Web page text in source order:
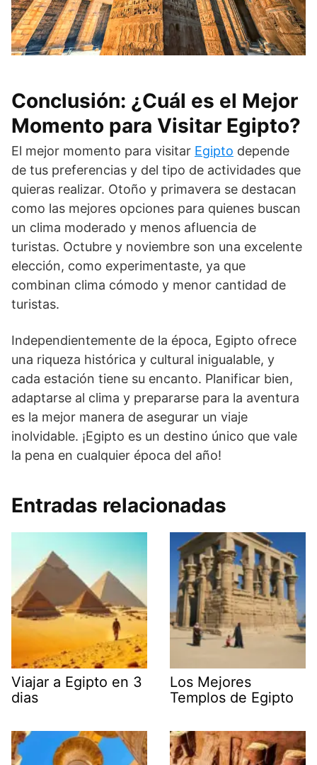
Conclusión: ¿Cuál es el Mejor
Momento para Visitar Egipto?
El mejor momento para visitar Egipto depende
de tus preferencias y del tipo de actividades que
quieras realizar. Otoño y primavera se destacan
como las mejores opciones para quienes buscan
un clima moderado y menos afluencia de
turistas. Octubre y noviembre son una excelente
elección, como experimentaste, ya que
combinan clima cómodo y menor cantidad de
turistas.
Independientemente de la época, Egipto ofrece
una riqueza histórica y cultural inigualable, y
cada estación tiene su encanto. Planificar bien,
adaptarse al clima y prepararse para la aventura
es la mejor manera de asegurar un viaje
inolvidable. ¡Egipto es un destino único que vale
la pena en cualquier época del año!
Entradas relacionadas
Viajar a Egipto en 3
dias
Los Mejores
Templos de Egipto